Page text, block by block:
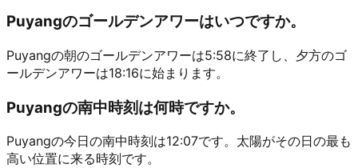
Puyangのゴールデンアワーはいつですか。
Puyangの朝のゴールデンアワーは5:58に終了し、夕方のゴ
ールデンアワーは18:16に始まります。
Puyangの南中時刻は何時ですか。
Puyangの今日の南中時刻は12:07です。太陽がその日の最も
高い位置に来る時刻です。